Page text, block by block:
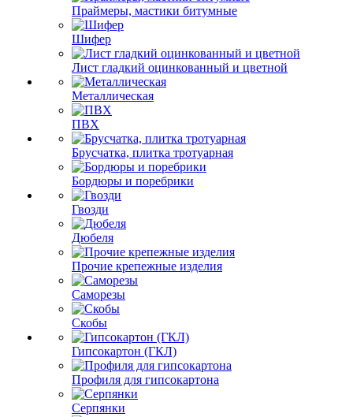
Праймеры, мастики битумные
Шифер
Лист гладкий оцинкованный и цветной
Металлическая
ПВХ
Брусчатка, плитка тротуарная
Бордюры и поребрики
Гвозди
Дюбеля
Прочие крепежные изделия
Саморезы
Скобы
Гипсокартон (ГКЛ)
Профиля для гипсокартона
Серпянки